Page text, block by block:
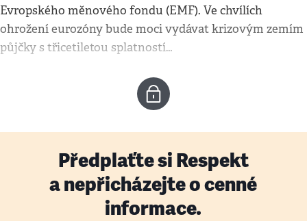
Evropského měnového fondu (EMF). Ve chvílích
ohrožení eurozóny bude moci vydávat krizovým zemím
půjčky s třicetiletou splatností…
Předplaťte si Respekt
a nepřicházejte o cenné
informace.